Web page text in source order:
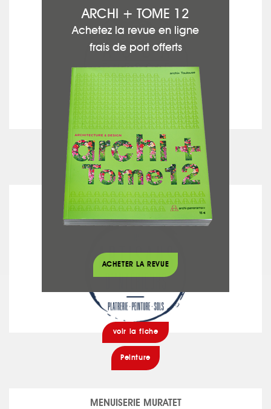
voir la fiche
Chauffage - Climatisation
LES ARTISANS D'INTÉRIEURS
voir la fiche
Peinture
MENUISERIE MURATET
ARCHI + TOME 12
Achetez la revue en ligne
frais de port offerts
ACHETER LA REVUE